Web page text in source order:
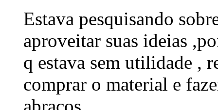
Estava pesquisando
aproveitar suas ideias
q estava sem utilidade ,
comprar o material e